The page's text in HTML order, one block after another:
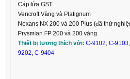
Cáp lửa GST
Vencroft Vàng và Platignum
Nexans NX 200 và 200 Plus (đã thử
Prysmian FP 200 và 200 vàng
Thiết bị tương thích với: C-9102 ,C-9103
9202 ,C-9404